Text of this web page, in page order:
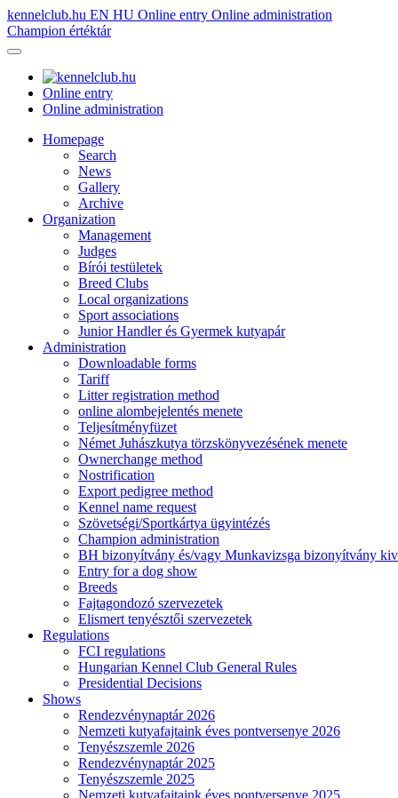
kennelclub.hu EN HU Online entry Online administration
Champion értéktár
Online entry
Online administration
Homepage
Search
News
Gallery
Archive
Organization
Management
Judges
Bírói testületek
Breed Clubs
Local organizations
Sport associations
Junior Handler és Gyermek kutyapár
Administration
Downloadable forms
Tariff
Litter registration method
online alombejelentés menete
Teljesítményfüzet
Német Juhászkutya törzskönyvezésének menete
Ownerchange method
Nostrification
Export pedigree method
Kennel name request
Szövetségi/Sportkártya ügyintézés
Champion administration
BH bizonyítvány és/vagy Munkavizsga bizonyítvány
Entry for a dog show
Breeds
Fajtagondozó szervezetek
Elismert tenyésztői szervezetek
Regulations
FCI regulations
Hungarian Kennel Club General Rules
Presidential Decisions
Shows
Rendezvénynaptár 2026
Nemzeti kutyafajtaink éves pontversenye 2026
Tenyészszemle 2026
Rendezvénynaptár 2025
Tenyészszemle 2025
Nemzeti kutyafajtaink éves pontversenye 2025